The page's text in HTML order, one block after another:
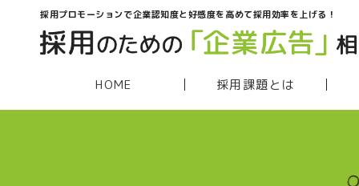
採用プロモーションで企業認知度と好感度を高めて採用効率を上げる！
HOME 採用課題とは